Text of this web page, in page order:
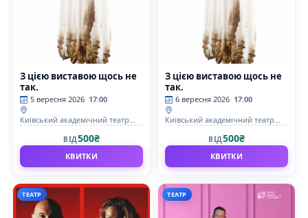
З цією виставою щось не
так.
5 вересня 2026 17:00
Київський академічний театр
березі ДніпраВІД500₴
КВИТКИ
З цією виставою щось не
так.
6 вересня 2026 17:00
Київський академічний театр
березі ДніпраВІД500₴
КВИТКИ
ТЕАТР ТЕАТР